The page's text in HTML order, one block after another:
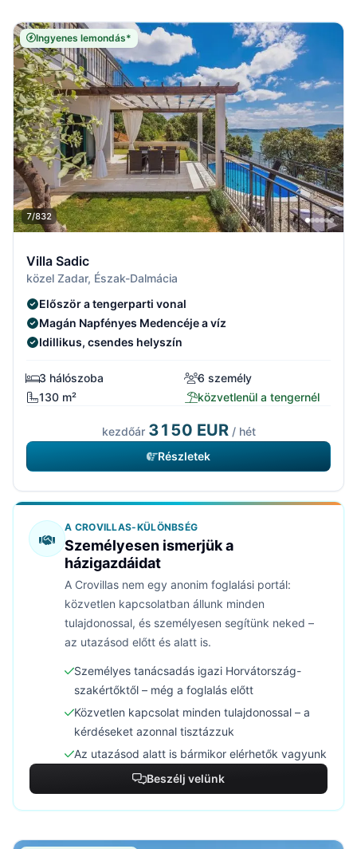
Ingyenes lemondás*
7/832
Villa Sadic
közel Zadar, Észak-Dalmácia
Először a tengerparti vonal
Magán Napfényes Medencéje a víz
Idillikus, csendes helyszín
3 hálószoba
6 személy
130 m²
közvetlenül a tengernél
kezdőár 3150 EUR/ hét
Részletek
A CROVILLAS-KÜLÖNBSÉG
Személyesen ismerjük a
házigazdáidat
A Crovillas nem egy anonim foglalási portál:
közvetlen kapcsolatban állunk minden
tulajdonossal, és személyesen segítünk neked –
az utazásod előtt és alatt is.
Személyes tanácsadás igazi Horvátország-
szakértőktől – még a foglalás előtt
Közvetlen kapcsolat minden tulajdonossal – a
kérdéseket azonnal tisztázzuk
Az utazásod alatt is bármikor elérhetők vagyunk
Beszélj velünk